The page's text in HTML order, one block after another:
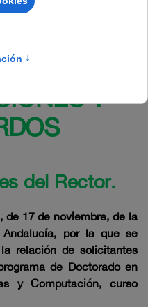
Y
del Rector.
de 17 de noviembre, de la
Andalucía, por la que se
relación de solicitantes
de Doctorado en
y Computación, curso